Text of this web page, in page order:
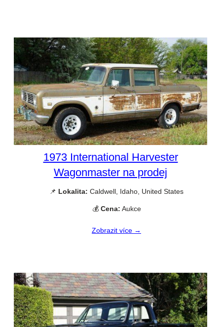
1973 International Harvester
Wagonmaster na prodej
📌 Lokalita: Caldwell, Idaho, United States
💰 Cena: Aukce
Zobrazit více →